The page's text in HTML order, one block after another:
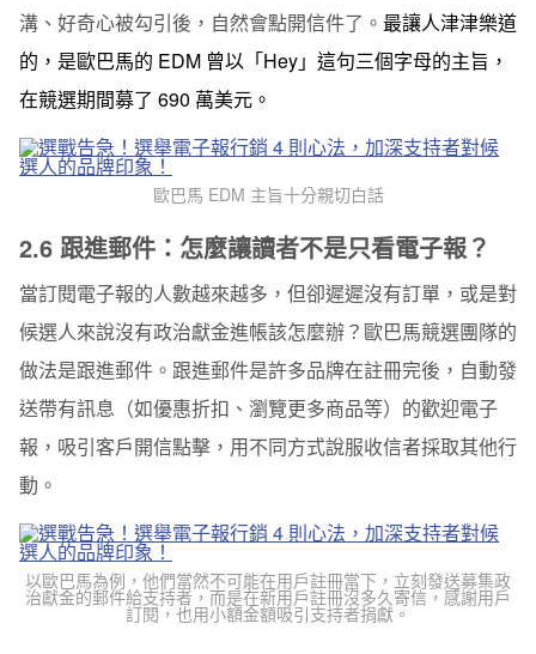
溝、好奇心被勾引後，自然會點開信件了。 最讓人津津樂道
的，是歐巴馬的 EDM 曾以「Hey」這句三個字母的主旨，
在競選期間募了 690 萬美元。
歐巴馬 EDM 主旨十分親切白話
2.6 跟進郵件：怎麼讓讀者不是只看電子報？
當訂閱電子報的人數越來越多，但卻遲遲沒有訂單，或是對
候選人來說沒有政治獻金進帳該怎麼辦？歐巴馬競選團隊的
做法是跟進郵件。跟進郵件是許多品牌在註冊完後，自動發
送帶有訊息（如優惠折扣、瀏覽更多商品等）的歡迎電子
報，吸引客戶開信點擊，用不同方式說服收信者採取其他行
動。
以歐巴馬為例，他們當然不可能在用戶註冊當下，立刻發送募集政
治獻金的郵件給支持者，而是在新用戶註冊沒多久寄信，感謝用戶
訂閱，也用小額金額吸引支持者捐獻。